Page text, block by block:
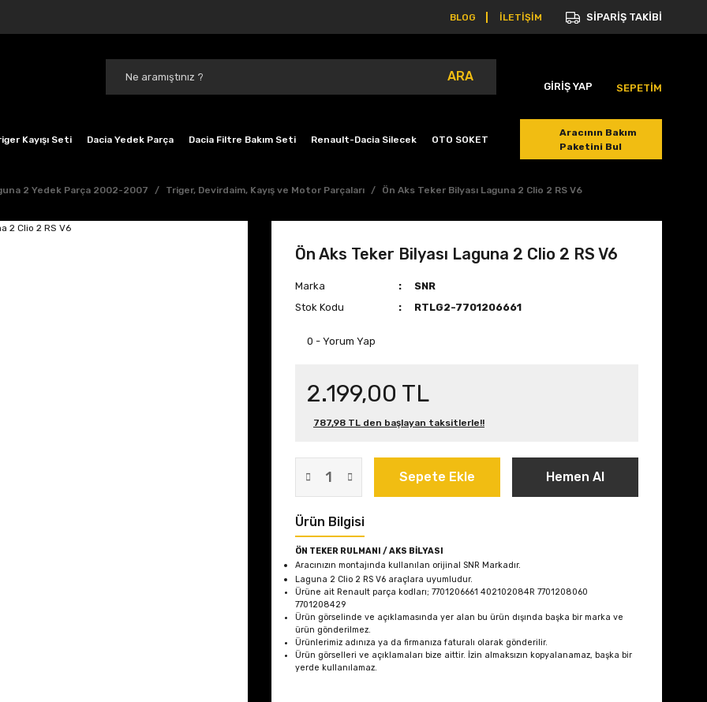
BLOG İLETİŞİM SİPARİŞ TAKİBİ
ARA
GİRİŞ YAP SEPETİM
Kayışı Seti Dacia Yedek Parça Dacia Filtre Bakım Seti Renault-Dacia Silecek OTO SOKET
Aracının Bakım
Paketini Bul
2 Yedek Parça 2002-2007 Triger, Devirdaim, Kayış ve Motor Parçaları Ön Aks Teker Bilyası Laguna 2 Clio 2 RS V6
Ön Aks Teker Bilyası Laguna 2 Clio 2 RS V6
Marka
SNR
Stok Kodu
RTLG2-7701206661
0 - Yorum Yap
2.199,00 TL
787,98 TL den başlayan taksitlerle!!
Sepete Ekle Hemen Al
Ürün Bilgisi
ÖN TEKER RULMANI / AKS BİLYASI
Aracınızın montajında kullanılan orijinal SNR Markadır.
Laguna 2 Clio 2 RS V6 araçlara uyumludur.
Ürüne ait Renault parça kodları; 7701206661 402102084R 7701208060
7701208429
Ürün görselinde ve açıklamasında yer alan bu ürün dışında başka bir marka ve
ürün gönderilmez.
Ürünlerimiz adınıza ya da firmanıza faturalı olarak gönderilir.
Ürün görselleri ve açıklamaları bize aittir. İzin almaksızın kopyalanamaz, başka bir
yerde kullanılamaz.